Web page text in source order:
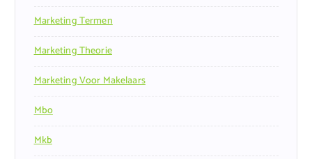
Marketing Termen
Marketing Theorie
Marketing Voor Makelaars
Mbo
Mkb